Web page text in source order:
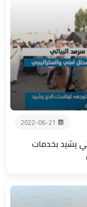
2022-06-21
يشيد بخدمات